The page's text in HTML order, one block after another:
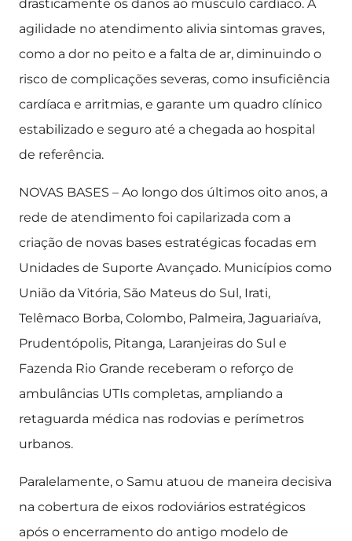
drasticamente os danos ao músculo cardíaco. A
agilidade no atendimento alivia sintomas graves,
como a dor no peito e a falta de ar, diminuindo o
risco de complicações severas, como insuficiência
cardíaca e arritmias, e garante um quadro clínico
estabilizado e seguro até a chegada ao hospital
de referência.
NOVAS BASES – Ao longo dos últimos oito anos, a
rede de atendimento foi capilarizada com a
criação de novas bases estratégicas focadas em
Unidades de Suporte Avançado. Municípios como
União da Vitória, São Mateus do Sul, Irati,
Telêmaco Borba, Colombo, Palmeira, Jaguariaíva,
Prudentópolis, Pitanga, Laranjeiras do Sul e
Fazenda Rio Grande receberam o reforço de
ambulâncias UTIs completas, ampliando a
retaguarda médica nas rodovias e perímetros
urbanos.
Paralelamente, o Samu atuou de maneira decisiva
na cobertura de eixos rodoviários estratégicos
após o encerramento do antigo modelo de